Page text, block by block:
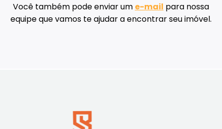
Você também pode enviar um e-mail para nossa
equipe que vamos te ajudar a encontrar seu imóvel.